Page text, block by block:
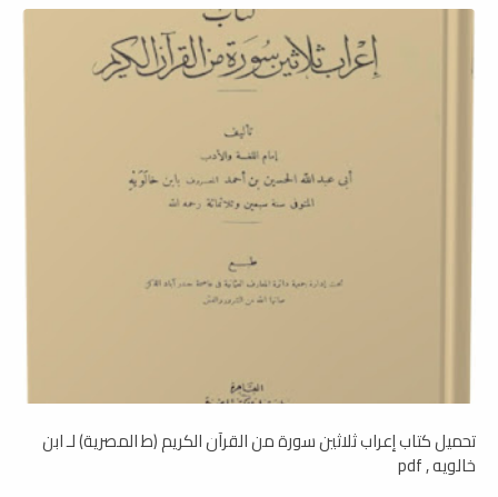
تحميل كتاب إعراب ثلاثين سورة من القرآن الكريم (ط المصرية) لـ ابن
خالويه , pdf